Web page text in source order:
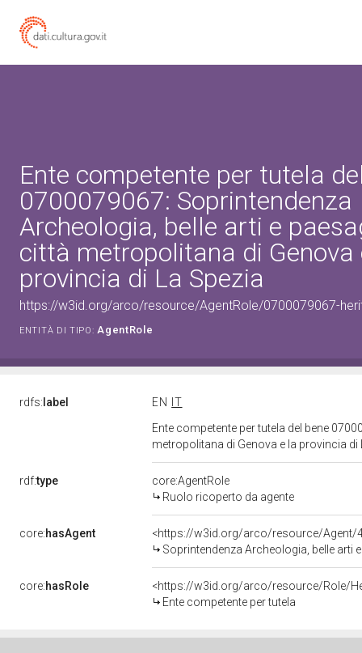
Ente competente per tutela
0700079067: Soprintendenza
Archeologia, belle arti e
città metropolitana di Genova
provincia di La Spezia
https://w3id.org/arco/resource/AgentRole/0700079067-
ENTITÀ DI TIPO: AgentRole
rdfs: label EN
IT
Ente competente per tutela del bene
metropolitana di Genova e la provincia di
rdf:type
core:AgentRole
Ruolo ricoperto da agente
core:hasAgent
<https://w3id.org/arco/resource/Agent/
Soprintendenza Archeologia, belle arti e
core:hasRole
<https://w3id.org/arco/resource/Role/
Ente competente per tutela